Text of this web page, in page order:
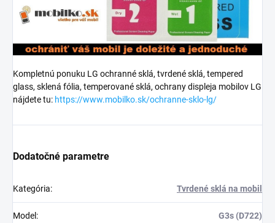
Kompletnú ponuku LG ochranné sklá, tvrdené sklá, tempered
glass, sklená fólia, temperované sklá, ochrany displeja mobilov LG
nájdete tu: https://www.mobilko.sk/ochranne-sklo-lg/
Dodatočné parametre
Kategória: Tvrdené sklá na mobil
Model : G3s (D722)